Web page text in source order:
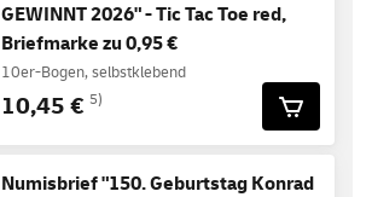
GEWINNT 2026" - Tic Tac Toe red,
Briefmarke zu 0,95 €
10er-Bogen, selbstklebend
10,45 € 5)
Numisbrief "150. Geburtstag Konrad